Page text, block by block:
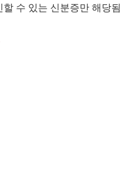
수 있는 신분증만 해당됨